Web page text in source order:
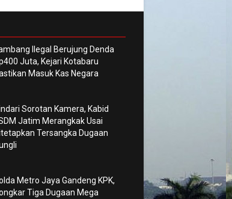
Ilegal Berujung Denda
Juta, Kejari Kotabaru
Masuk Kas Negara
Sorotan Kamera, Kabid
Jatim Merangkak Usai
Tersangka Dugaan
Metro Jaya Gandeng KPK,
Tiga Dugaan Mega